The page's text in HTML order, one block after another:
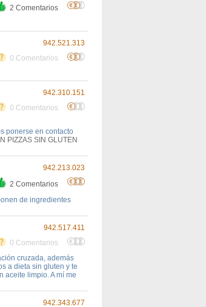
2 Comentarios
942.521.313
0 Comentarios
942.310.151
0 Comentarios
ponerse en contacto
PIZZAS SIN GLUTEN
942.213.023
2 Comentarios
de ingredientes
942.517.411
0 Comentarios
cruzada, además
a dieta sin gluten y te
aceite limpio. A mí me
942.343.677